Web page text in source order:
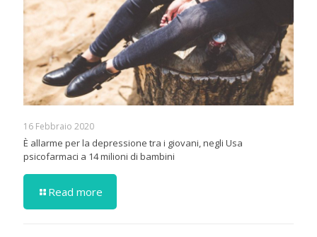
16 Febbraio 2020
È allarme per la depressione tra i giovani, negli Usa
psicofarmaci a 14 milioni di bambini
Read more